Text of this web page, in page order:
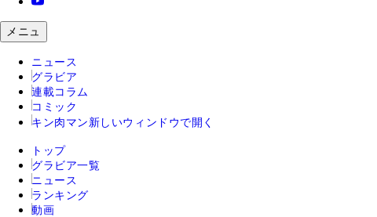
メニュ
ニュース
グラビア
連載コラム
コミック
キン肉マン 新しいウィンドウで開く
トップ
グラビア一覧
ニュース
ランキング
動画